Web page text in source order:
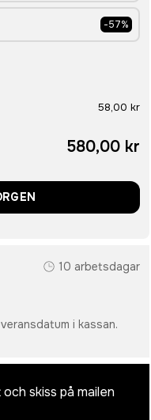
-57%
58,00 kr
580,00 kr
10 arbetsdagar
i kassan.
skiss på mailen